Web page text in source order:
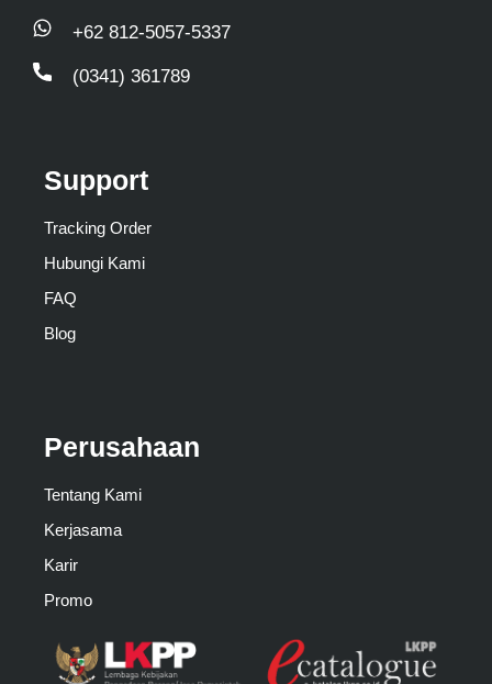
+62 812-5057-5337
(0341) 361789
Support
Tracking Order
Hubungi Kami
FAQ
Blog
Perusahaan
Tentang Kami
Kerjasama
Karir
Promo